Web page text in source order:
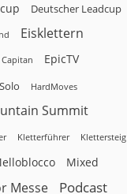
Deutscher Leadcup
Eisklettern
Capitan EpicTV
HardMoves
Summit
Kletterführer Klettersteig
Mixed
Messe Podcast